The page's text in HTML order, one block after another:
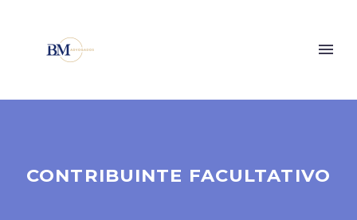
CONTRIBUINTE FACULTATIVO